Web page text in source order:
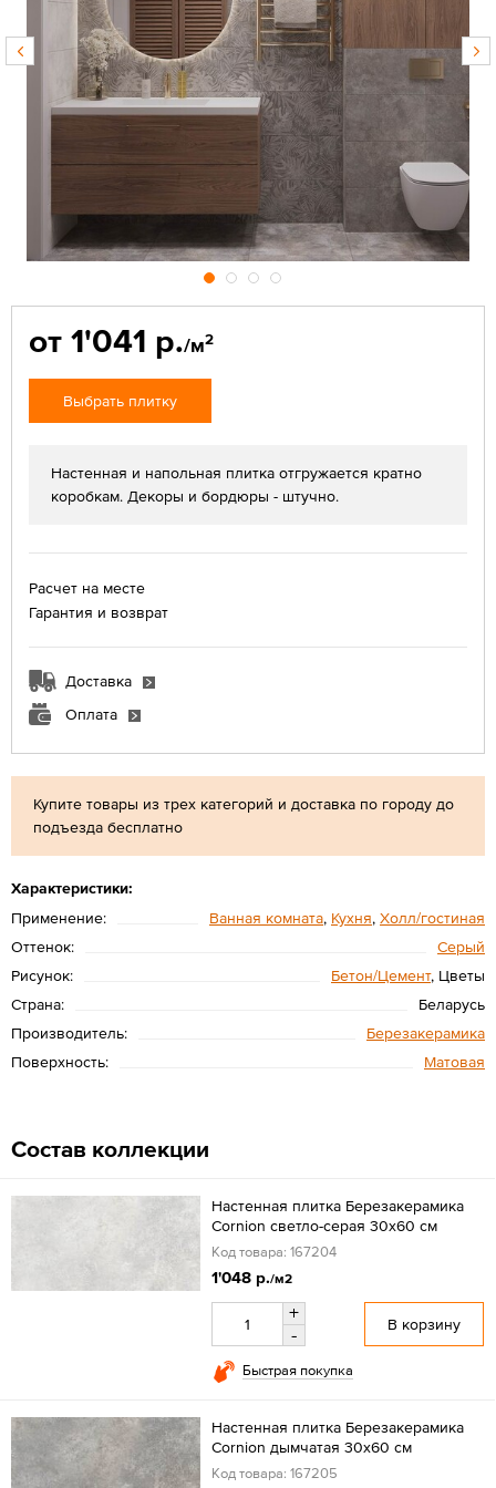
Купите товары из трех категорий и доставка по городу до
подъезда бесплатно
Характеристики:
Применение:
Ванная комната, Кухня, Холл/гостиная
Оттенок:
Серый
Рисунок:
Бетон/Цемент, Цветы
Страна:
Беларусь
Производитель:
Березакерамика
Поверхность:
Матовая
от 1'041 р./м2
Выбрать плитку
Настенная и напольная плитка отгружается кратно
коробкам. Декоры и бордюры - штучно.
Расчет на месте
Гарантия и возврат
Доставка
Оплата
Состав коллекции
Настенная плитка Березакерамика
Cornion светло-серая 30x60 см
Код товара: 167204
1'048 р./м2
+
-
В корзину
Быстрая покупка
Настенная плитка Березакерамика
Cornion дымчатая 30x60 см
Код товара: 167205